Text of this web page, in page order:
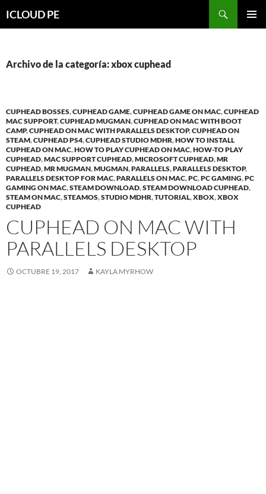
hacia
ICLOUD PE
Archivo de la categoría: xbox cuphead
CUPHEAD BOSSES,CUPHEAD GAME,CUPHEAD GAME ON MAC,CUPHEAD
MAC SUPPORT,CUPHEAD MUGMAN,CUPHEAD ON MAC WITH BOOT
CAMP,CUPHEAD ON MAC WITH PARALLELS DESKTOP,CUPHEAD ON
STEAM,CUPHEAD PS4,CUPHEAD STUDIO MDHR,HOW TO INSTALL
CUPHEAD ON MAC,HOW TO PLAY CUPHEAD ON MAC,HOW-TO PLAY
CUPHEAD,MAC SUPPORT CUPHEAD,MICROSOFT CUPHEAD,MR
CUPHEAD,MR MUGMAN,MUGMAN,PARALLELS,PARALLELS DESKTOP,
PARALLELS DESKTOP FOR MAC,PARALLELS ON MAC,PC,PC GAMING,PC
GAMING ON MAC,STEAM DOWNLOAD,STEAM DOWNLOAD CUPHEAD,
STEAM ON MAC,STEAMOS,STUDIO MDHR,TUTORIAL,XBOX,XBOX
CUPHEAD
CUPHEAD ON MAC WITH
PARALLELS DESKTOP
OCTUBRE 19, 2017 KAYLA MYRHOW